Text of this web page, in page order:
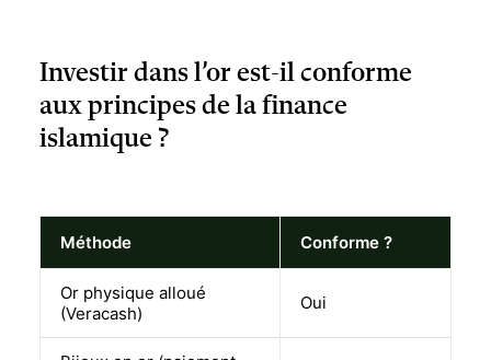
Investir dans l’or est-il conforme
aux principes de la finance
islamique ?
Méthode Conforme ?
Or physique alloué
(Veracash)
Oui